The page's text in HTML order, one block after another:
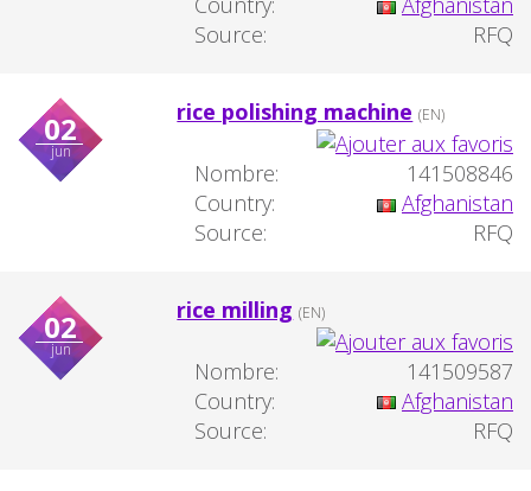
Source:
RFQ
02
jun
rice polishing machine (EN)
Nombre:
141508846
Country:
Afghanistan
Source:
RFQ
02
jun
rice milling (EN)
Nombre:
141509587
Country:
Afghanistan
Source:
RFQ